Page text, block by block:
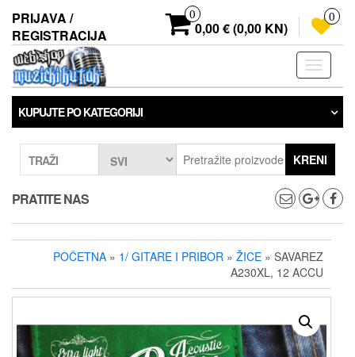
sadržaj
PRIJAVA /
REGISTRACIJA
0
0,00 € (0,00 KN)
0
KUPUJTE PO KATEGORIJI
TRAŽI KRENI
PRATITE NAS
POČETNA » 1/ GITARE I PRIBOR » ŽICE » SAVAREZ
A230XL, 12 ACCU